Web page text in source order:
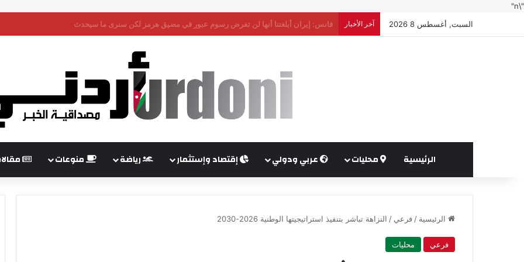
"\n"
السبت, أغسطس 8 2026
آخر الأخبار أكثر من 148 ألف أسرة استفادت من المساعدات العينية والنقدية خلال النصف الأول من العام
الرئيسية محليات عربي ودولي إقتصاد وإستثمار رياضة منوعات
الرئيسية / فرعي / النزاهة تباشر بتنفيذ استراتيجيتها الوطنية 2026-2030
فرعي محليات